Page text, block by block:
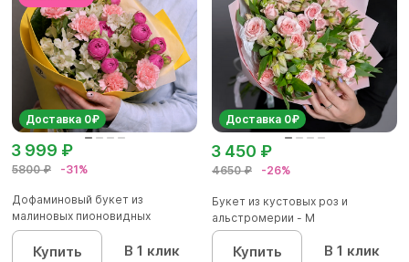
Доставка 0₽
5800 ₽ -31%
3 999 ₽
Дофаминовый букет из
малиновых пионовидных
кустовых роз...
Купить В 1 клик
Доставка 0₽
4650 ₽ -26%
3 450 ₽
Букет из кустовых роз и
альстромерии - М
Купить В 1 клик